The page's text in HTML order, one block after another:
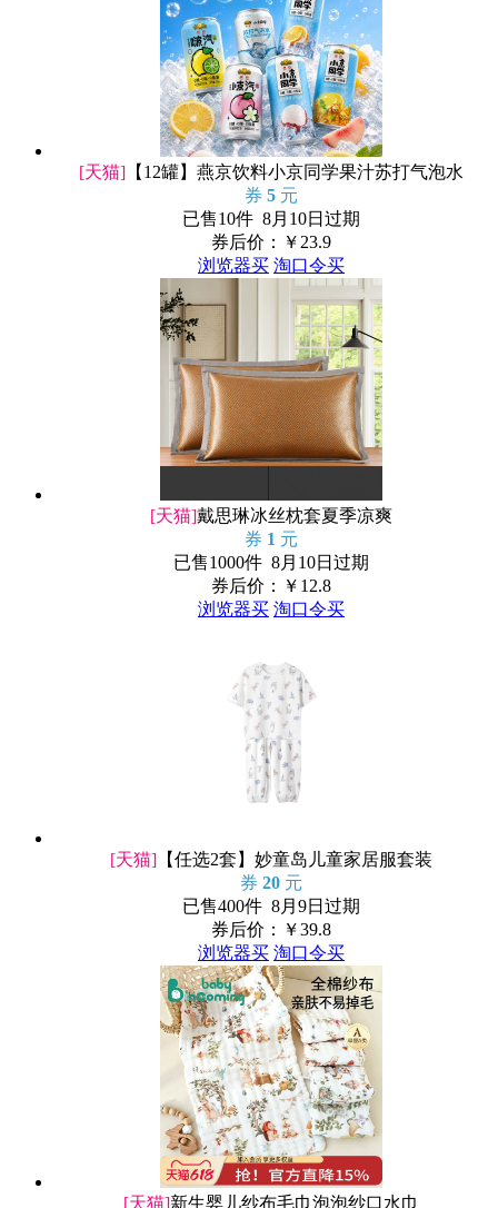
[天猫] 【12罐】燕京饮料小京同学果汁苏打气泡水
券 5 元
已售10件 8月10日过期
券后价：￥ 23.9
浏览器买 淘口令买
[天猫]戴思琳冰丝枕套夏季凉爽
券 1 元
已售1000件 8月10日过期
券后价：￥ 12.8
浏览器买 淘口令买
[天猫] 【任选2套】妙童岛儿童家居服套装
券 20 元
已售400件 8月9日过期
券后价：￥39.8
浏览器买 淘口令买
[天猫]新生婴儿纱布毛巾泡泡纱口水巾